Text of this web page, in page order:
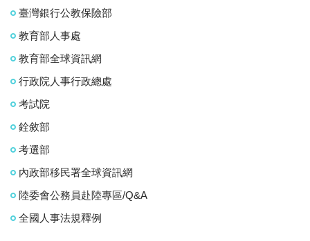
臺灣銀行公教保險部
教育部人事處
教育部全球資訊網
行政院人事行政總處
考試院
銓敘部
考選部
內政部移民署全球資訊網
陸委會公務員赴陸專區/Q&A
全國人事法規釋例